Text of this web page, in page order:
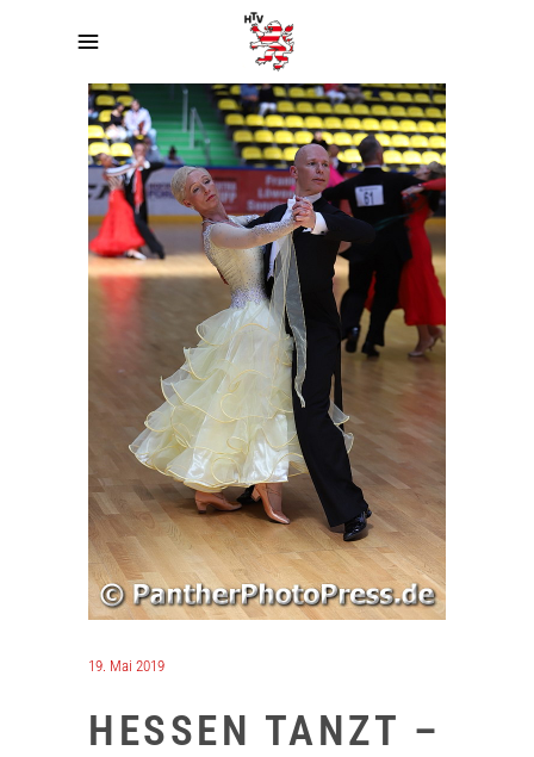
19. Mai 2019
HESSEN TANZT –